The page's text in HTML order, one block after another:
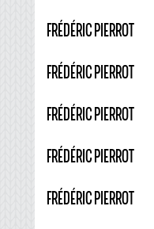
FRÉDÉRIC PIERROT
FRÉDÉRIC PIERROT
FRÉDÉRIC PIERROT
FRÉDÉRIC PIERROT
FRÉDÉRIC PIERROT